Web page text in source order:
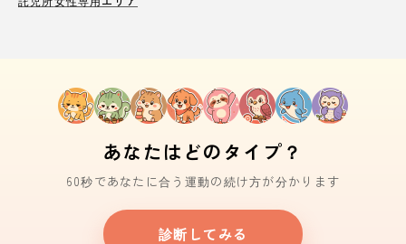
あなたはどのタイプ？
60秒であなたに合う運動の続け方が分かります
診断してみる